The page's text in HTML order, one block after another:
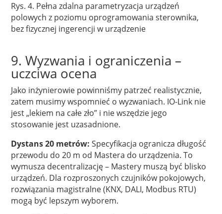
Rys. 4. Pełna zdalna parametryzacja urządzeń
polowych z poziomu oprogramowania sterownika,
bez fizycznej ingerencji w urządzenie
9. Wyzwania i ograniczenia –
uczciwa ocena
Jako inżynierowie powinniśmy patrzeć realistycznie,
zatem musimy wspomnieć o wyzwaniach. IO-Link nie
jest „lekiem na całe zło” i nie wszędzie jego
stosowanie jest uzasadnione.
Dystans 20 metrów: Specyfikacja ogranicza długość
przewodu do 20 m od Mastera do urządzenia. To
wymusza decentralizację – Mastery muszą być blisko
urządzeń. Dla rozproszonych czujników pokojowych,
rozwiązania magistralne (KNX, DALI, Modbus RTU)
mogą być lepszym wyborem.